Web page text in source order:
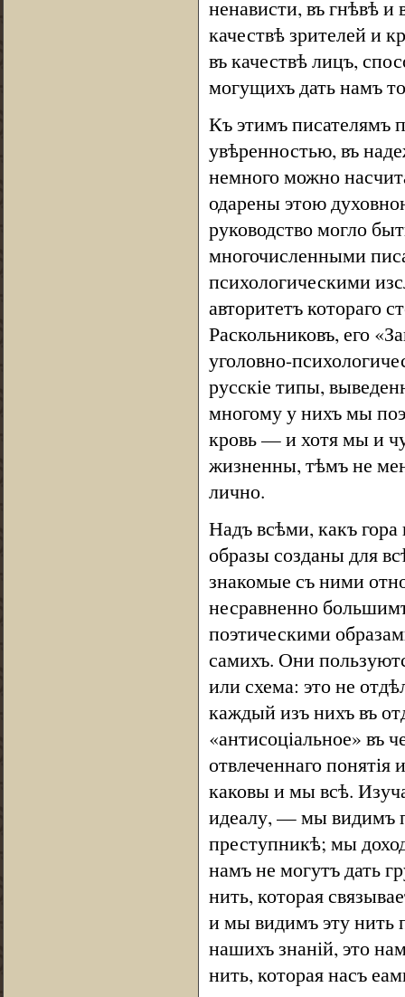
ненависти, въ гнѣвѣ и
качествѣ зрителей и
въ качествѣ лицъ,
могущихъ дать намъ
Къ этимъ писателямъ
увѣренностью, въ
немного можно
одарены этою
руководство могло
многочисленными
психологическими
авторитетъ котораго
Раскольниковъ, его
уголовно-
русскіе типы,
многому у нихъ мы
кровь — и хотя мы и
жизненны, тѣмъ не
лично.
Надъ всѣми, какъ
образы созданы для
знакомые съ ними
несравненно
поэтическими
самихъ. Они
или схема: это не
каждый изъ нихъ въ
«антисоціальное» въ
отвлеченнаго
каковы и мы всѣ.
идеалу, — мы видимъ
преступникѣ; мы
намъ не могутъ дать
нить, которая
и мы видимъ эту нить
нашихъ знаній, это
нить, которая насъ